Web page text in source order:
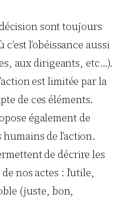
sont toujours
l’obéissance aussi
aux dirigeants, etc…).
est limitée par la
de ces éléments.
également de
humains de l’action.
de décrire les
nos actes : l’utile,
(juste, bon,